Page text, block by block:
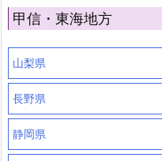
甲信・東海地方
山梨県
長野県
静岡県